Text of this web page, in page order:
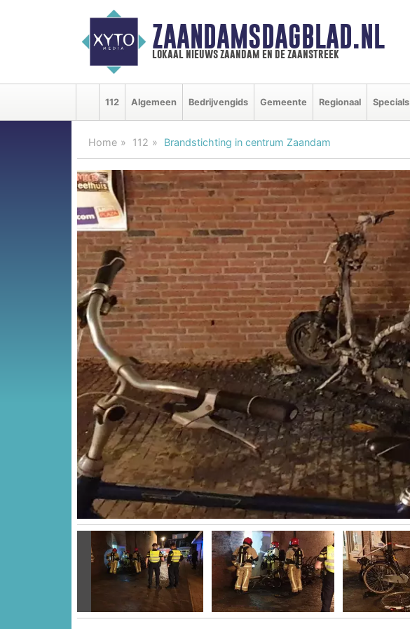
ZAANDAMSDAGBLAD.NL
lokaal nieuws zaandam en de zaanstreek
112 Algemeen Bedrijvengids Gemeente Regionaal Specials
Home 112 Brandstichting in centrum Zaandam